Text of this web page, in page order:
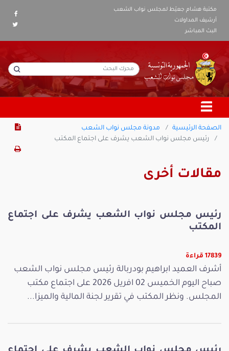
مكتبة هشام جعيّط لمجلس نواب الشعب
أرشيف المداولات
البث المباشر
الصفحة الرئيسية
مدونة مجلس نواب الشعب
رئيس مجلس نواب الشعب يشرف على اجتماع المكتب
مقالات أخرى
رئيس مجلس نواب الشعب يشرف على اجتماع
المكتب
17839 قراءة
أشرف العميد ابراهيم بودربالة رئيس مجلس نواب الشعب
صباح اليوم الخميس 02 افريل 2026 على اجتماع مكتب
المجلس. ونظر المكتب في تقرير لجنة المالية والميزا...